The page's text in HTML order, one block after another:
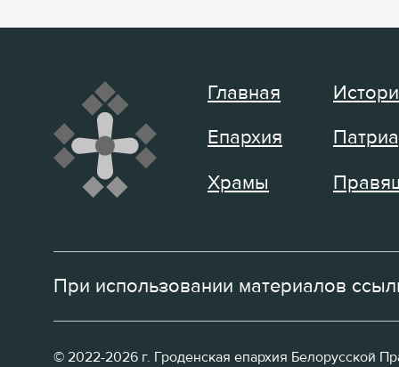
Главная
Епархия
Храмы
При использовании материалов
© 2022-2026 г. Гроденская епархия Белорусской